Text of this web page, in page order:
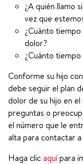
¿A quién llamo
vez que
¿Cuánto
dolor?
¿Cuánto
Conforme su hijo
debe seguir el plan
dolor de su hijo en
preguntas o
el número que le
alta para contactar
Haga clicaquípara